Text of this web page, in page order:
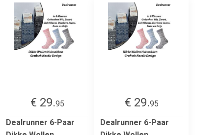
€ 29.95
Dealrunner 6-Paar
€ 29.95
Dealrunner 6-Paar